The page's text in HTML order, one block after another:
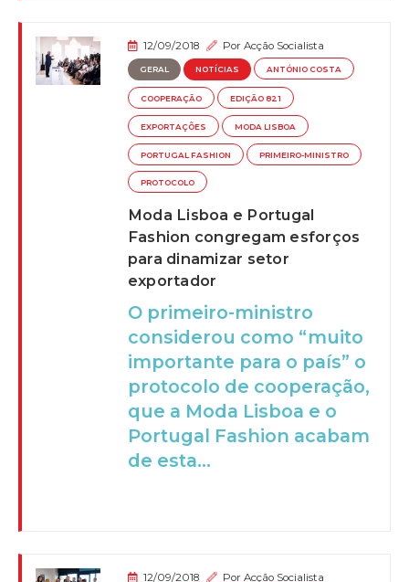
12/09/2018 PorAcção Socialista
GERAL NOTÍCIAS ANTÓNIO COSTA
COOPERAÇÃO EDIÇÃO 821
EXPORTAÇÕES MODA LISBOA
PORTUGAL FASHION PRIMEIRO-MINISTRO
PROTOCOLO
Moda Lisboa e Portugal
Fashion congregam esforços
para dinamizar setor
exportador
O primeiro-ministro
considerou como “muito
importante para o país” o
protocolo de cooperação,
que a Moda Lisboa e o
Portugal Fashion acabam
de esta...
12/09/2018 PorAcção Socialista